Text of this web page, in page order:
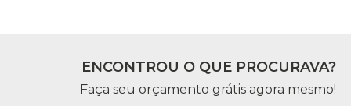
ENCONTROU O QUE PROCURAVA?
Faça seu orçamento grátis agora mesmo!